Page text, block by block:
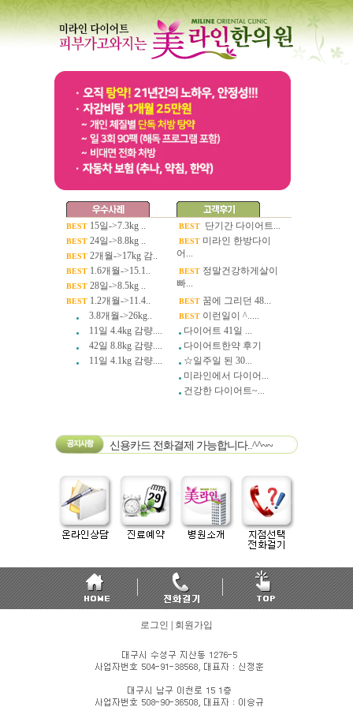
BEST 15일->7.3kg ..
BEST 24일->8.8kg ..
BEST 2개월->17kg 감..
BEST 1.6개월->15.1..
BEST 28일->8.5kg ..
BEST 1.2개월->11.4..
3.8개월->26kg..
11일 4.4kg 감량....
42일 8.8kg 감량....
11일 4.1kg 감량....
BEST 단기간 다이어트...
BEST 미라인 한방다이
어...
BEST 정말건강하게살이
빠...
BEST 꿈에 그리던 48...
BEST 이런일이 ^.....
다이어트 41일 ...
다이어트한약 후기
☆일주일 된 30...
미라인에서 다이어...
건강한 다이어트~...
신용카드 전화결제 가능합니다..^^~~
로그인 회원가입